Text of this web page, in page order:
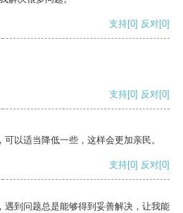
支持[0] 反对[0]
支持[0] 反对[0]
以适当降低一些，这样会更加亲民。
支持[0] 反对[0]
遇到问题总是能够得到妥善解决，让我能